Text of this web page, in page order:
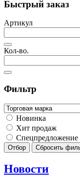
Быстрый заказ
Артикул
Кол-во.
Фильтр
Новинка
Хит продаж
Спецпредложение
Отбор Сбросить
Новости